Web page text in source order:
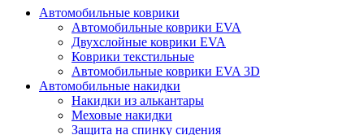
Автомобильные коврики
Автомобильные коврики EVA
Двухслойные коврики EVA
Коврики текстильные
Автомобильные коврики EVA 3D
Автомобильные накидки
Накидки из алькантары
Меховые накидки
Защита на спинку сидения